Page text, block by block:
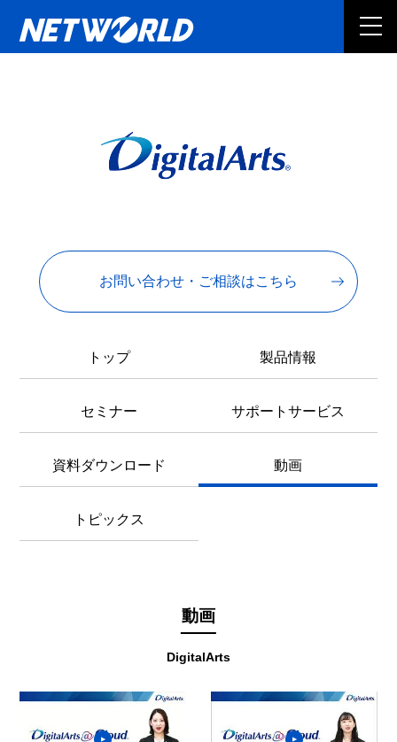
お問い合わせ・ご相談はこちら
トップ 製品情報
セミナー サポートサービス
資料ダウンロード 動画
トピックス
DigitalArts
動画